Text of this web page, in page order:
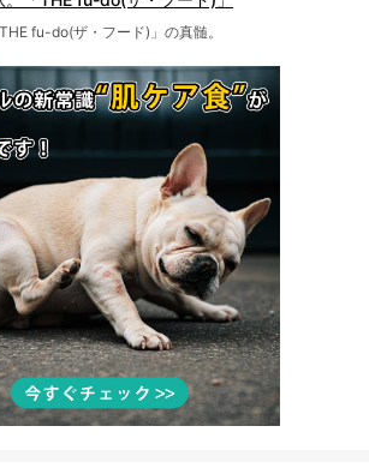
fu-do(ザ・フード)」の真髄。